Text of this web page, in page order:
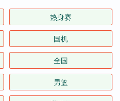
热身赛
国机
全国
男篮